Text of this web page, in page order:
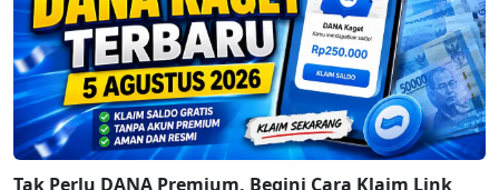
Tak Perlu DANA Premium, Begini Cara Klaim Link